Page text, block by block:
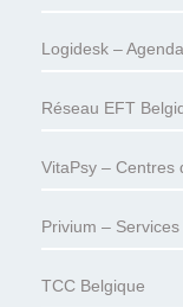
Logidesk –
Réseau EFT
VitaPsy – Centres
Privium –
TCC Belgique